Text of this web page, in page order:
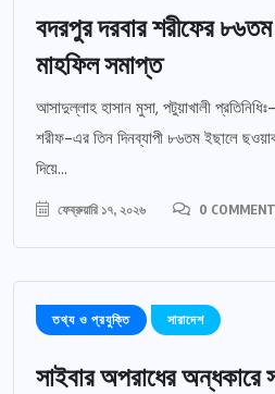
বদরপুর দরবার শরীফের
মাহফিল সমাপ্ত
আসাদুল্লাহ হাসান মুসা, পটুয়াখালী
শরীফ-এর তিন দিনব্যাপী ৮৬তম ইছালে
দিয়ে...
ফেব্রুয়ারি ১৭, ২০২৬ 0
তথ্য ও প্রযুক্তি সারাদেশ
সাইবার অপরাধের